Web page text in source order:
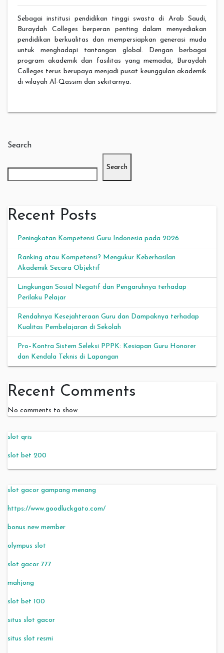
Sebagai institusi pendidikan tinggi swasta di Arab Saudi,
Buraydah Colleges berperan penting dalam menyediakan
pendidikan berkualitas dan mempersiapkan generasi muda
untuk menghadapi tantangan global. Dengan berbagai
program akademik dan fasilitas yang memadai, Buraydah
Colleges terus berupaya menjadi pusat keunggulan akademik
di wilayah Al-Qassim dan sekitarnya.
Search
Search
Recent Posts
Peningkatan Kompetensi Guru Indonesia pada 2026
Ranking atau Kompetensi? Mengukur Keberhasilan
Akademik Secara Objektif
Lingkungan Sosial Negatif dan Pengaruhnya terhadap
Perilaku Pelajar
Rendahnya Kesejahteraan Guru dan Dampaknya terhadap
Kualitas Pembelajaran di Sekolah
Pro–Kontra Sistem Seleksi PPPK: Kesiapan Guru Honorer
dan Kendala Teknis di Lapangan
Recent Comments
No comments to show.
slot qris
slot bet 200
slot gacor gampang menang
https://www.goodluckgato.com/
bonus new member
olympus slot
slot gacor 777
mahjong
slot bet 100
situs slot gacor
situs slot resmi